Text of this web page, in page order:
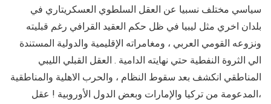
سياسي مختلف نسبيا عن العقل السلطوي العسكريتاري في
بلدان اخري مثل ليبيا في ظل حكم العقيد القرافي رغم قبليته
ونزوعه القومي العربي ، ومغامراته الإقليمية والدولية المستندة
الي الثروة النفطية حتي نهايته الدامية . العقل القبلي الليبي
المناطقي انكشف بعد سقوط النظام ، والحرب الاهلية والمناطقية
،المدعومة من تركيا والإمارات وبعض الدول الأوروبية ! عقل